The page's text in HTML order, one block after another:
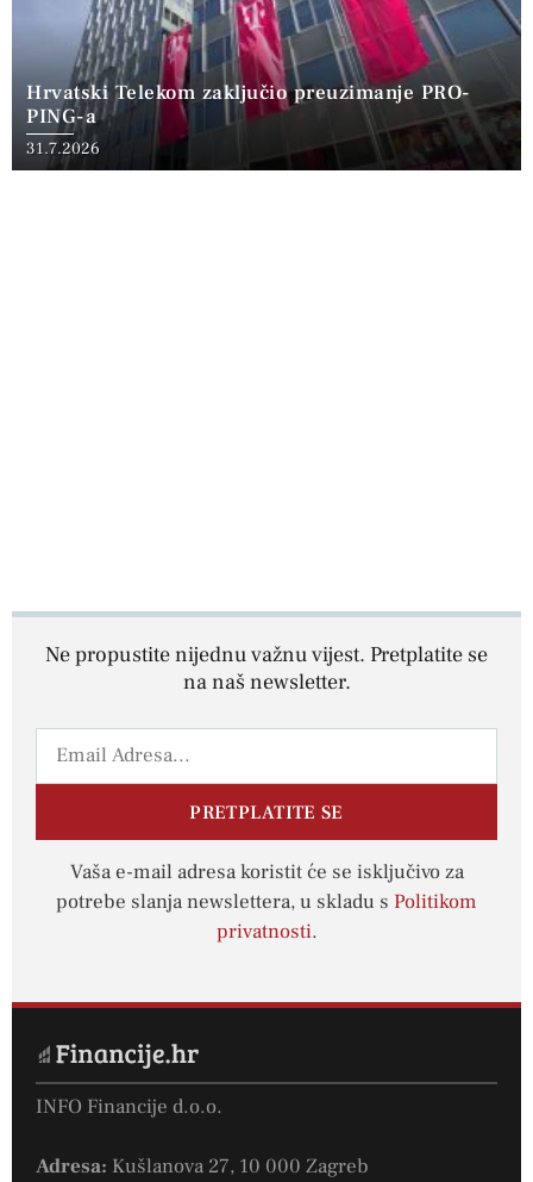
Hrvatski Telekom zaključio preuzimanje PRO-
PING-a
31.7.2026
Ne propustite nijednu važnu vijest. Pretplatite se
na naš newsletter.
PRETPLATITE SE
Vaša e-mail adresa koristit će se isključivo za
potrebe slanja newslettera, u skladu s Politikom
privatnosti.
INFO Financije d.o.o.
Adresa: Kušlanova 27, 10 000 Zagreb